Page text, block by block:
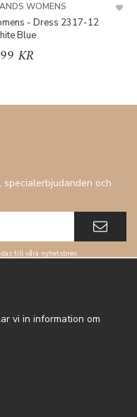
WOMENS
- Dress 2317-12
Blue
KR
och
till våra nyhetsbrev.
vi in information om